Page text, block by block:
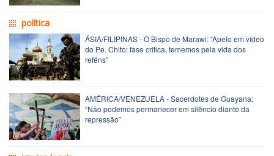
política
ÁSIA/FILIPINAS - O Bispo de Marawi: “Apelo em vídeo
do Pe. Chito: fase critica, tememos pela vida dos
reféns”
AMÉRICA/VENEZUELA - Sacerdotes de Guayana:
“Não podemos permanecer em silêncio diante da
repressão”